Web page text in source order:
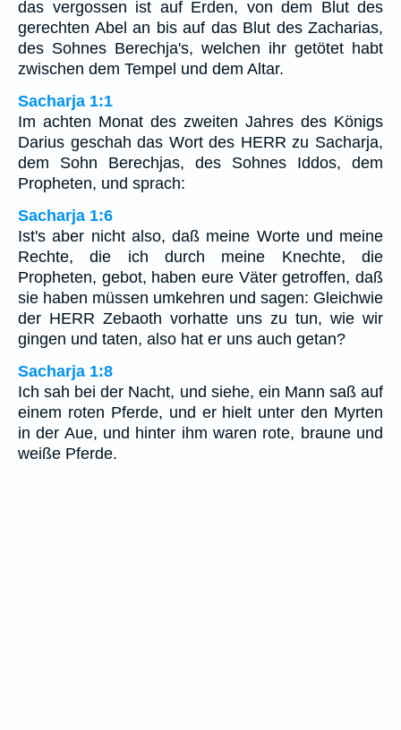
das vergossen ist auf Erden, von dem Blut des
gerechten Abel an bis auf das Blut des Zacharias,
des Sohnes Berechja's, welchen ihr getötet habt
zwischen dem Tempel und dem Altar.
Sacharja 1:1
Im achten Monat des zweiten Jahres des Königs
Darius geschah das Wort des HERR zu Sacharja,
dem Sohn Berechjas, des Sohnes Iddos, dem
Propheten, und sprach:
Sacharja 1:6
Ist's aber nicht also, daß meine Worte und meine
Rechte, die ich durch meine Knechte, die
Propheten, gebot, haben eure Väter getroffen, daß
sie haben müssen umkehren und sagen: Gleichwie
der HERR Zebaoth vorhatte uns zu tun, wie wir
gingen und taten, also hat er uns auch getan?
Sacharja 1:8
Ich sah bei der Nacht, und siehe, ein Mann saß auf
einem roten Pferde, und er hielt unter den Myrten
in der Aue, und hinter ihm waren rote, braune und
weiße Pferde.